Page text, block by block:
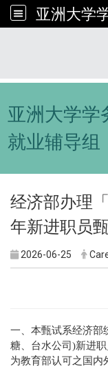
亚洲大学
亚洲大学学
就业辅导组
经济部办理
年新进职员甄
2026-06-25
一、本甄试系经济部
糖、台水公司)新进
为教育部认可之国内